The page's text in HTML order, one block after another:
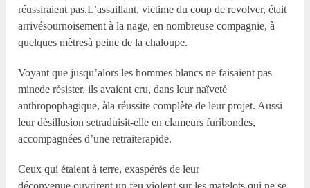
réussiraient pas.L’assaillant, victime du coup de revolver, était
arrivésournoisement à la nage, en nombreuse compagnie, à
quelques mètresà peine de la chaloupe.
Voyant que jusqu’alors les hommes blancs ne faisaient pas
minede résister, ils avaient cru, dans leur naïveté
anthropophagique, àla réussite complète de leur projet. Aussi
leur désillusion setraduisit-elle en clameurs furibondes,
accompagnées d’une retraiterapide.
Ceux qui étaient à terre, exaspérés de leur